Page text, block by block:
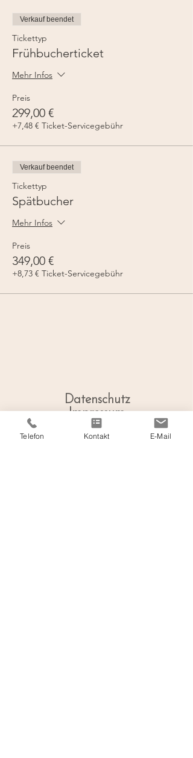
Verkauf beendet
Tickettyp
Frühbucherticket
Mehr Infos
Preis
299,00 €
+7,48 € Ticket-Servicegebühr
Verkauf beendet
Tickettyp
Spätbucher
Mehr Infos
Preis
349,00 €
+8,73 € Ticket-Servicegebühr
Datenschutz
Impressum
Praxis für
Telefon Kontakt E-Mail